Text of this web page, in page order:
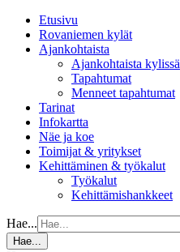
Etusivu
Rovaniemen kylät
Ajankohtaista
Ajankohtaista kylissä
Tapahtumat
Menneet tapahtumat
Tarinat
Infokartta
Näe ja koe
Toimijat & yritykset
Kehittäminen & työkalut
Työkalut
Kehittämishankkeet
Hae...
Hae...